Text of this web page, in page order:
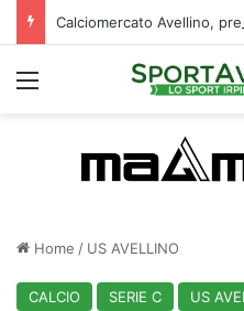
Menu
Home / US AVELLINO
CALCIO SERIE C US